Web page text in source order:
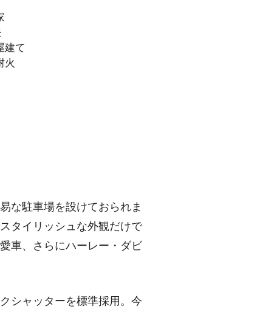
建て
火
な駐車場を設けておられま
タイリッシュな外観だけで
車、さらにハーレー・ダビ
シャッターを標準採用。今